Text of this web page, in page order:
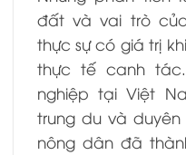
đất và vai trò
thực sự có giá trị
thực tế canh tác.
nghiệp tại Việt
trung du và duyên
nông dân đã